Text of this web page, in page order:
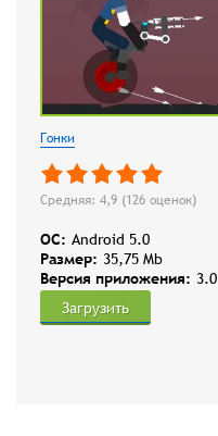
Гонки
Средняя: 4,9 (126 оценок)
OC: Android 5.0
Размер: 35,75 Mb
Версия приложения: 3.0
Загрузить